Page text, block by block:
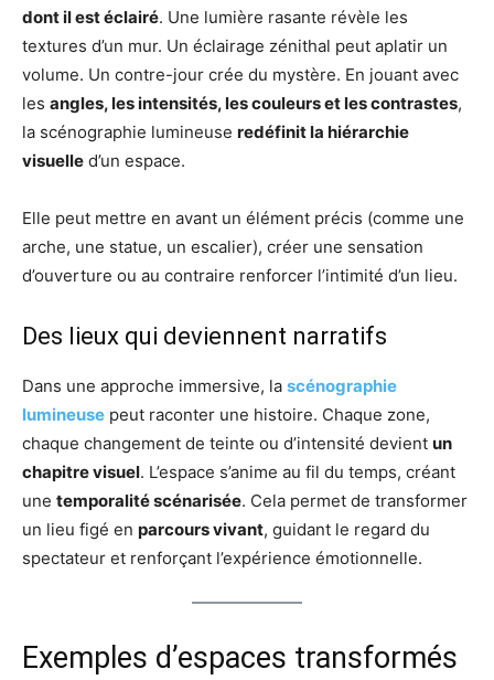
dont il est éclairé. Une lumière rasante révèle les
textures d’un mur. Un éclairage zénithal peut aplatir un
volume. Un contre-jour crée du mystère. En jouant avec
les angles, les intensités, les couleurs et les contrastes,
la scénographie lumineuse redéfinit la hiérarchie
visuelle d’un espace.
Elle peut mettre en avant un élément précis (comme une
arche, une statue, un escalier), créer une sensation
d’ouverture ou au contraire renforcer l’intimité d’un lieu.
Des lieux qui deviennent narratifs
Dans une approche immersive, la scénographie
lumineuse peut raconter une histoire. Chaque zone,
chaque changement de teinte ou d’intensité devient un
chapitre visuel. L’espace s’anime au fil du temps, créant
une temporalité scénarisée. Cela permet de transformer
un lieu figé en parcours vivant, guidant le regard du
spectateur et renforçant l’expérience émotionnelle.
Exemples d’espaces transformés